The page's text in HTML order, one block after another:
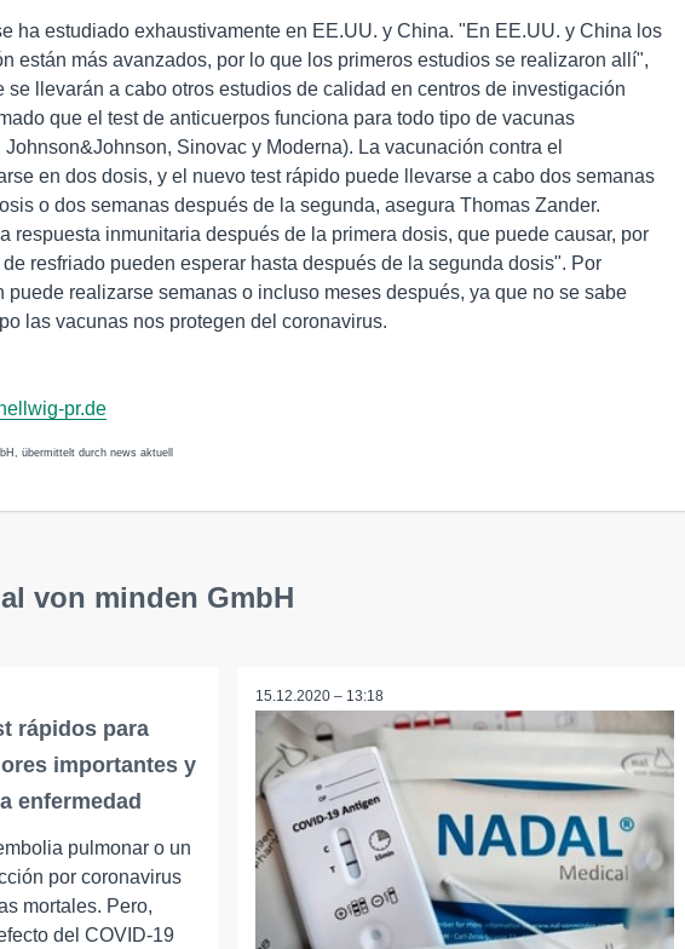
ha estudiado exhaustivamente en EE.UU. y China. "En EE.UU. y China los
están más avanzados, por lo que los primeros estudios se realizaron allí",
se llevarán a cabo otros estudios de calidad en centros de investigación
que el test de anticuerpos funciona para todo tipo de vacunas
Sinovac y Moderna). La vacunación contra el
en dos dosis, y el nuevo test rápido puede llevarse a cabo dos semanas
o dos semanas después de la segunda, asegura Thomas Zander.
respuesta inmunitaria después de la primera dosis, que puede causar, por
resfriado pueden esperar hasta después de la segunda dosis". Por
puede realizarse semanas o incluso meses después, ya que no se sabe
las vacunas nos protegen del coronavirus.
pr.de
übermittelt durch news aktuell
von minden GmbH
rápidos para
importantes y
enfermedad
pulmonar o un
por coronavirus
mortales. Pero,
del COVID-19
15.12.2020 – 13:18